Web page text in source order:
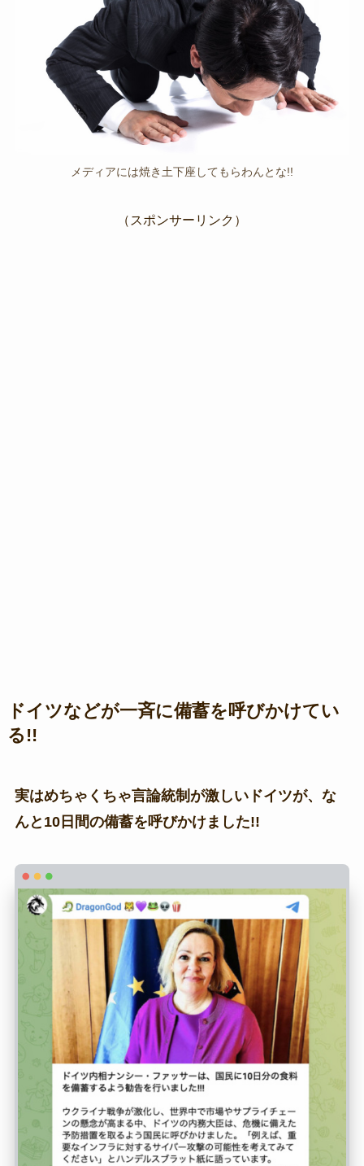
メディアには焼き土下座してもらわんとな!!
（スポンサーリンク）
ドイツなどが一斉に備蓄を呼びかけてい
る!!
実はめちゃくちゃ言論統制が激しいドイツが、な
んと10日間の備蓄を呼びかけました!!